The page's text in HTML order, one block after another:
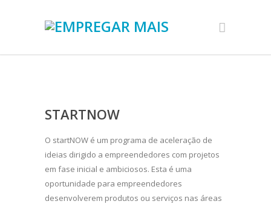
STARTNOW
O startNOW é um programa de aceleração de
ideias dirigido a empreendedores com projetos
em fase inicial e ambiciosos. Esta é uma
oportunidade para empreendedores
desenvolverem produtos ou serviços nas áreas